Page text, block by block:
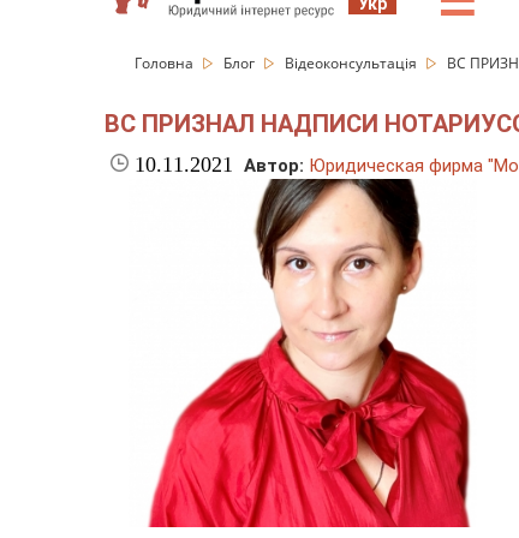
Головна Блог Відеоконсультація ВС
ВС ПРИЗНАЛ НАДПИСИ
10.11.2021 Автор: Юридическая фирма